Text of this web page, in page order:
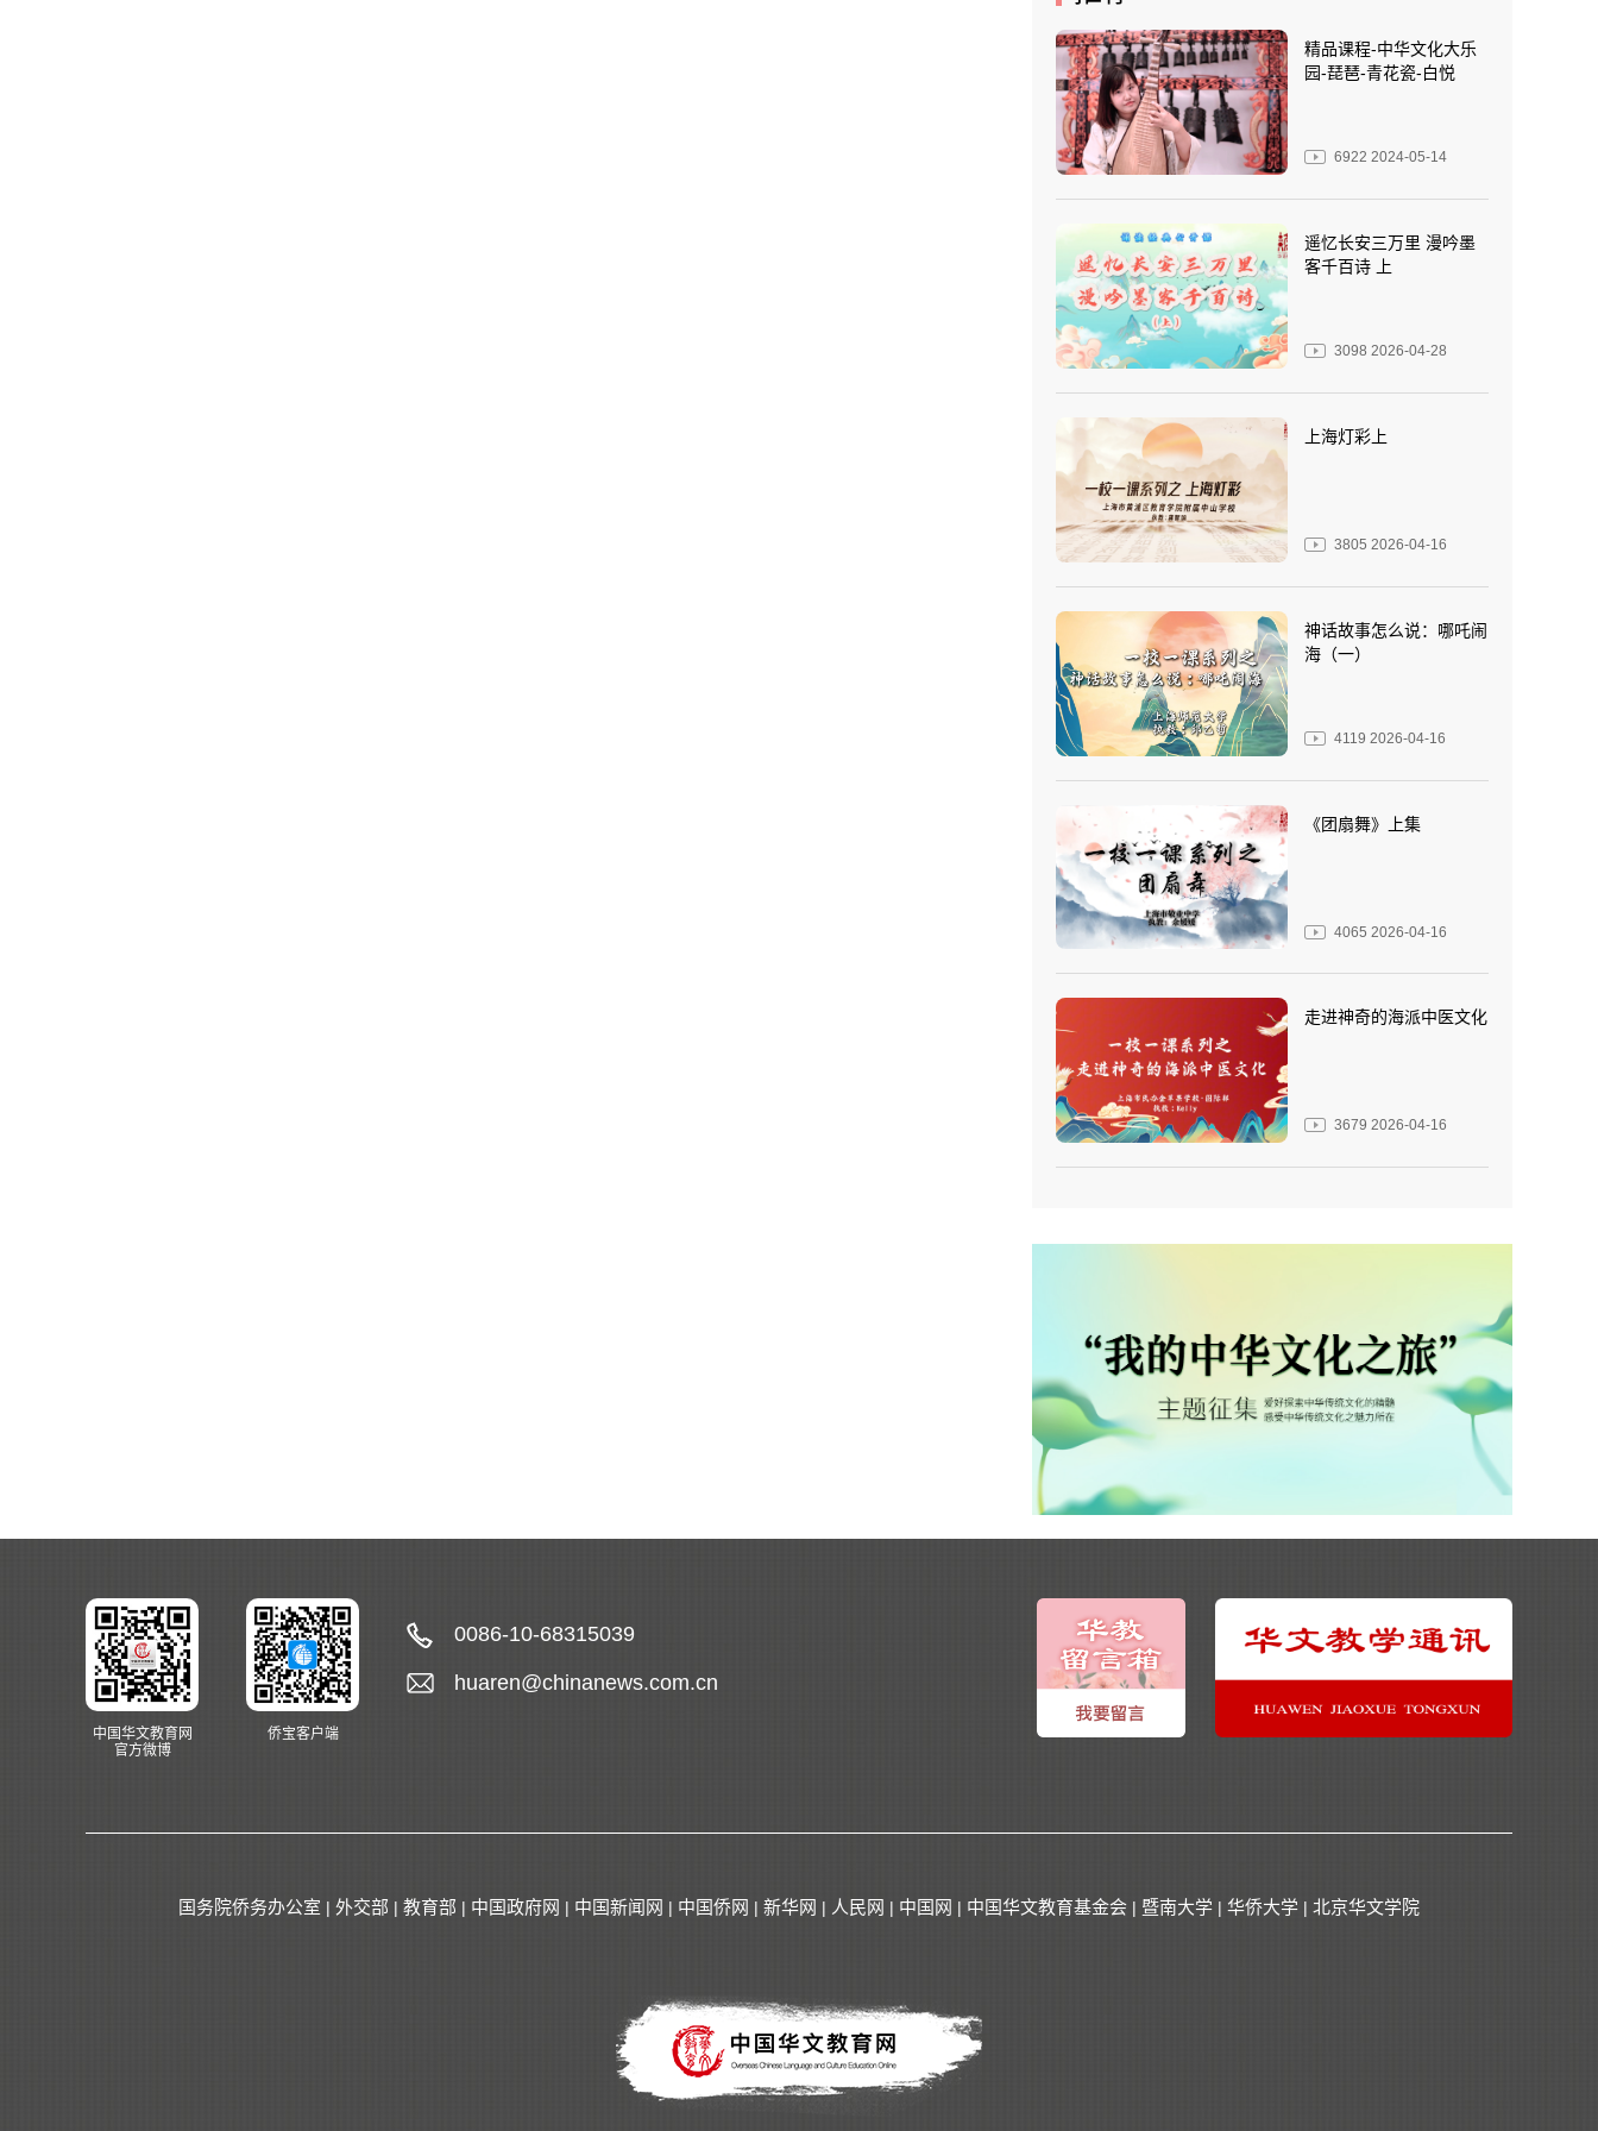
精品课程-中华文化大乐
园-琵琶-青花瓷-白悦
6922 2024-05-14
遥忆长安三万里 漫吟墨
客千百诗 上
3098 2026-04-28
上海灯彩上
3805 2026-04-16
神话故事怎么说：哪吒闹
海（一）
4119 2026-04-16
《团扇舞》上集
4065 2026-04-16
走进神奇的海派中医文化
3679 2026-04-16
中国华文教育网
官方微博
侨宝客户端
0086-10-68315039
huaren@chinanews.com.cn
国务院侨务办公室 | 外交部 | 教育部 | 中国政府网 | 中国新闻网 | 中国侨网 | 新华网 | 人民网 | 中国网 | 中国华文教育基金会 | 暨南大学 | 华侨大学 | 北京华文学院